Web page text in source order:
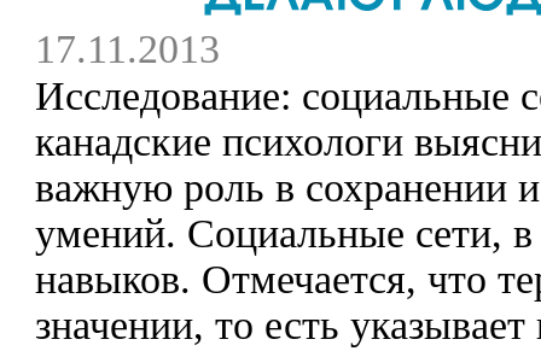
17.11.2013
Исследование: социальные
канадские психологи
важную роль в сохранении
умений. Социальные сети, в
навыков. Отмечается, что
значении, то есть